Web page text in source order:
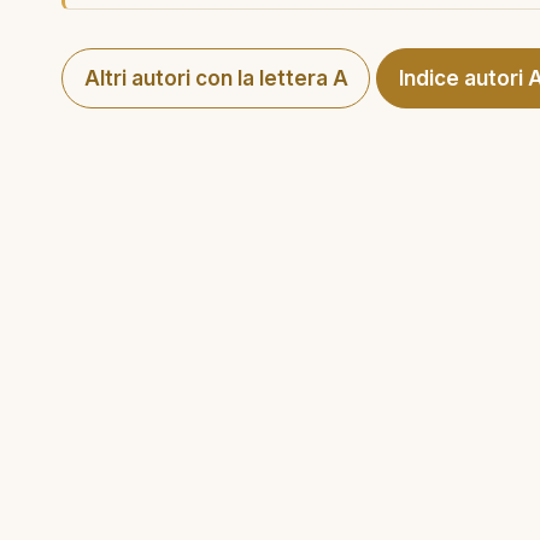
Altri autori con la lettera A Indice autori